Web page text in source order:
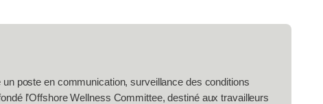
poste en communication, surveillance des conditions
l’Offshore Wellness Committee, destiné aux travailleurs